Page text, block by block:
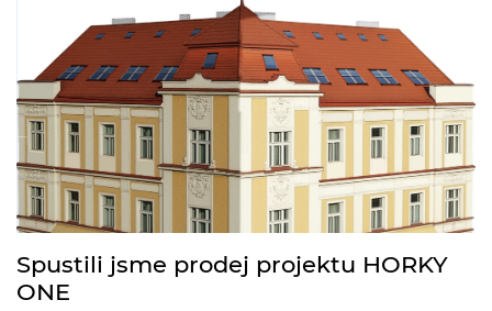
Spustili jsme prodej projektu HORKY
ONE